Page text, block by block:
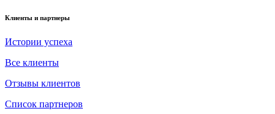
Клиенты и партнеры
Истории успеха
Все клиенты
Отзывы клиентов
Список партнеров